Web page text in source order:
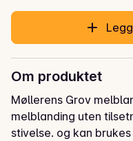
Om produktet
Møllerens Grov
melblanding uten
stivelse. og kan